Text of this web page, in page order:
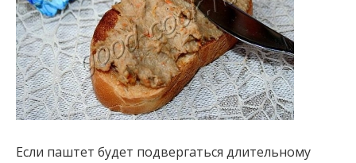
Если паштет будет подвергаться длительному